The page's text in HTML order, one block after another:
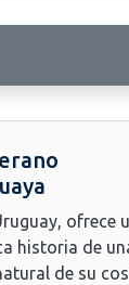
ofrece
historia de
de su